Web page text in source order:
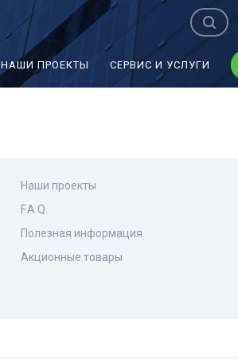
НАШИ ПРОЕКТЫ СЕРВИС И УСЛУГИ
Наши проекты
F.A.Q.
Полезная информация
Акционные товары